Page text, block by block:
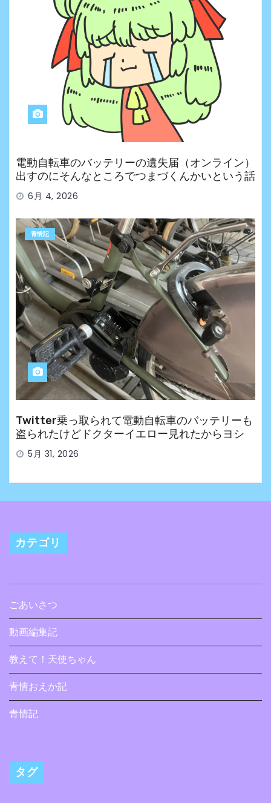
電動自転車のバッテリーの遺失届（オンライン）
出すのにそんなところでつまづくんかいという話
6月 4, 2026
青情記
Twitter乗っ取られて電動自転車のバッテリーも
盗られたけどドクターイエロー見れたからヨシ
5月 31, 2026
カテゴリ
ごあいさつ
動画編集記
教えて！天使ちゃん
青情おえか記
青情記
タグ